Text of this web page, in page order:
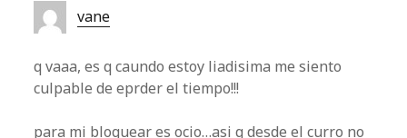
vane
q vaaa, es q caundo estoy liadisima me siento
culpable de eprder el tiempo!!!
para mi bloguear es ocio…asi q desde el curro no